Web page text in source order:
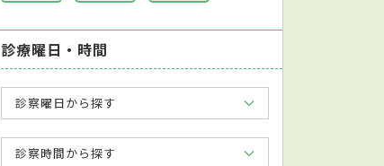
診療曜日・時間
診察曜日から探す
診察時間から探す